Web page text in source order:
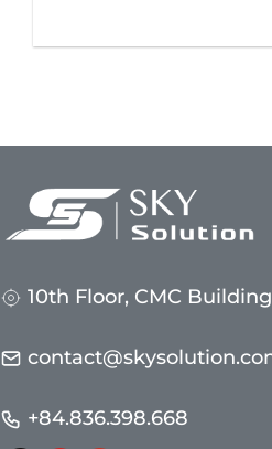
10th Floor, CMC
+84.836.398.668